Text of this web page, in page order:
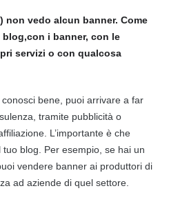
) non vedo alcun banner. Come
blog,con i banner, con le
servizi o con qualcosa
bene, puoi arrivare a far
tramite pubblicità o
L’importante è che
tuo blog . Per esempio, se hai un
vendere banner ai produttori di
ad aziende di quel settore.